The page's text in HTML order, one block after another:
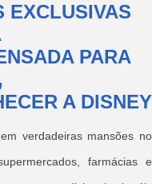
EXCLUSIVAS
PARA
A DISNEY
verdadeiras mansões no
farmácias e